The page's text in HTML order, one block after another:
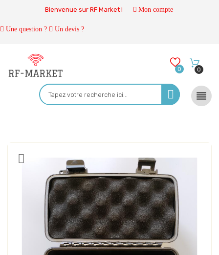
Bienvenue sur RF Market ! Mon compte
Une question ? Un devis ?
0 0
